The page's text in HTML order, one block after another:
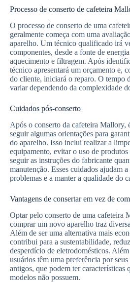
Processo de conserto de cafeteira
O processo de conserto de uma
geralmente começa com uma
aparelho. Um técnico qualificado irá
componentes, desde a fonte de
aquecimento e filtragem. Após
técnico apresentará um orçamento e,
do cliente, iniciará o reparo. O tempo
variar dependendo da complexidade
Cuidados pós-conserto
Após o conserto da cafeteira Mallory,
seguir algumas orientações para
do aparelho. Isso inclui realizar a
equipamento, evitar o uso de produtos
seguir as instruções do fabricante
manutenção. Esses cuidados ajudam
problemas e a manter a qualidade do
Vantagens de consertar em vez de
Optar pelo conserto de uma cafeteira
comprar um novo aparelho traz
Além de ser uma alternativa mais
contribui para a sustentabilidade,
desperdício de eletrodomésticos.
usuários têm uma preferência por seus
antigos, que podem ter características
modelos não possuem.